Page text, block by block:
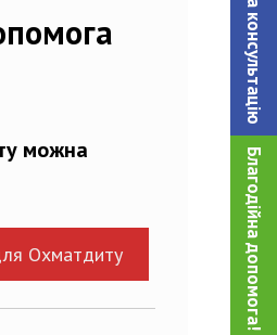
Благодійна допомога!
можна
Охматдиту